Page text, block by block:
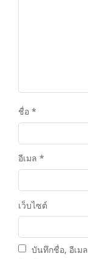
ชื่อ *
อีเมล *
เว็บไซต์
บันทึกชื่อ, อีเม